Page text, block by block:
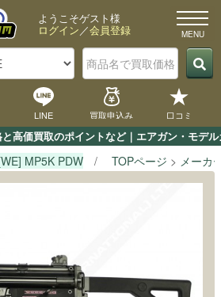
高価買取のポイントなど｜エアガン・モデ
ようこそゲスト様
ログイン／会員登録
LINE 買取申込み 口コミ
MP5K PDW TOPページ メーカ